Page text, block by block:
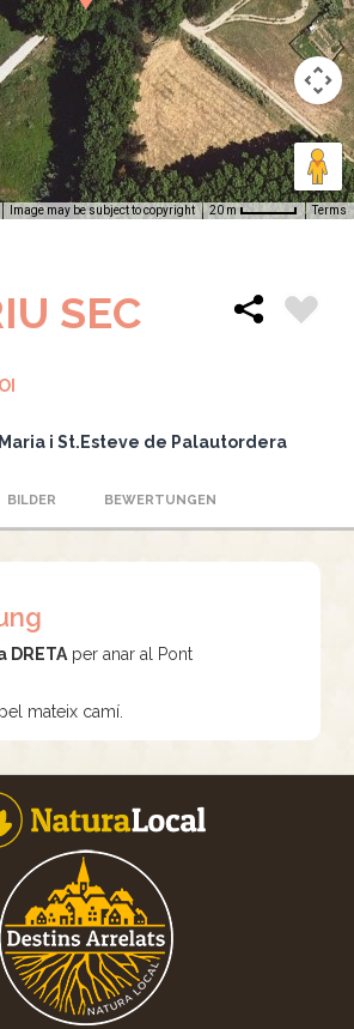
Image may be subject to copyright 20 m Terms
SEC
i St.Esteve de Palautordera
BILDER BEWERTUNGEN
DRETA per anar al Pont
mateix camí.